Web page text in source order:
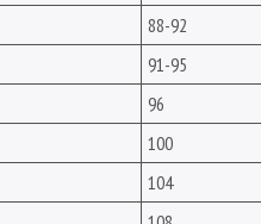
88-92
91-95
96
100
104